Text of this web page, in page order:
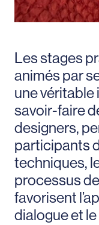
Les stages
animés par
une véritable
savoir-faire
designers,
participants
techniques,
processus
favorisent
dialogue et le